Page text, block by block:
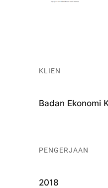
KLIEN
Badan Ekonomi
PENGERJAAN
2018